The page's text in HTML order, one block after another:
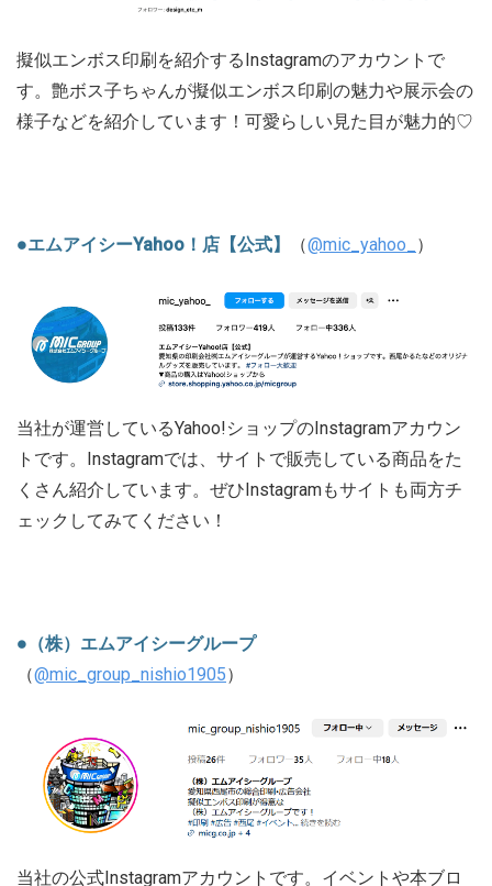
擬似エンボス印刷を紹介するInstagramのアカウントで
す。艶ボス子ちゃんが擬似エンボス印刷の魅力や展示会の
様子などを紹介しています！可愛らしい見た目が魅力的♡
●エムアイシーYahoo！店【公式】 （@mic_yahoo_ ）
当社が運営しているYahoo!ショップのInstagramアカウン
トです。Instagramでは、サイトで販売している商品をた
くさん紹介しています。ぜひInstagramもサイトも両方チ
ェックしてみてください！
●（株）エムアイシーグループ
（@mic_group_nishio1905）
当社の公式Instagramアカウントです。イベントや本ブロ